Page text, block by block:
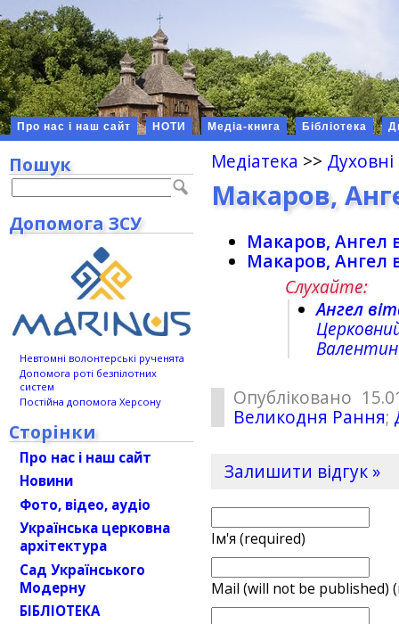
Про нас і наш сайт НОТИ Медіа-книга Бібліотека
Медіатека >>
Макаров,
Макаров, Ангел
Макаров, Ангел
Слухайте:
Ангел
Опубліковано
Великодня Рання;
Залишити відгук »
Ім'я (required)
Mail (will not be published)
Пошук
Допомога ЗСУ
Невтомні волонтерські рученята
Допомога роті безпілотних
систем
Постійна допомога Херсону
Сторінки
Про нас і наш сайт
Новини
Фото, відео, аудіо
Українська церковна
архітектура
Сад Українського
Модерну
БІБЛІОТЕКА